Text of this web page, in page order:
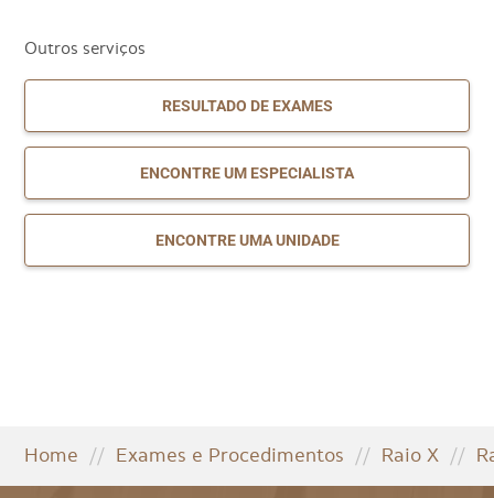
Outros serviços
RESULTADO DE EXAMES
ENCONTRE UM ESPECIALISTA
ENCONTRE UMA UNIDADE
Home // Exames e Procedimentos // Raio X //